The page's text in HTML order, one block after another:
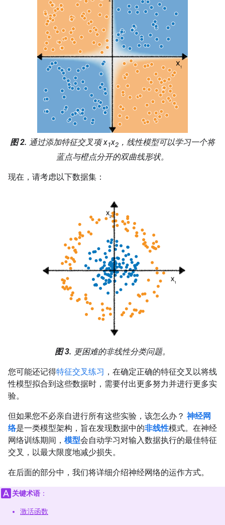
图 2. 通过添加特征交叉项x1x2 ，线性模型可以学习一个将
蓝点与橙点分开的双曲线形状。
现在，请考虑以下数据集：
图 3. 更困难的非线性分类问题。
您可能还记得特征交叉练习 ，在确定正确的特征交叉以将线
性模型拟合到这些数据时，需要付出更多努力并进行更多实
验。
但如果您不必亲自进行所有这些实验，该怎么办？ 神经网
络是一类模型架构，旨在发现数据中的非线性模式。在神经
网络训练期间， 模型会自动学习对输入数据执行的最佳特征
交叉，以最大限度地减少损失。
在后面的部分中，我们将详细介绍神经网络的运作方式。
关键术语 ：
激活函数